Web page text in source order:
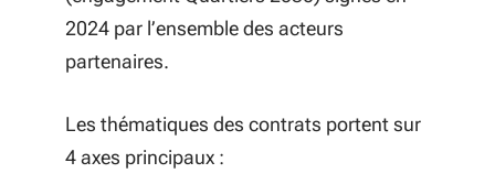
2024 par l’ensemble des acteurs
partenaires.
Les thématiques des contrats portent sur
4 axes principaux :